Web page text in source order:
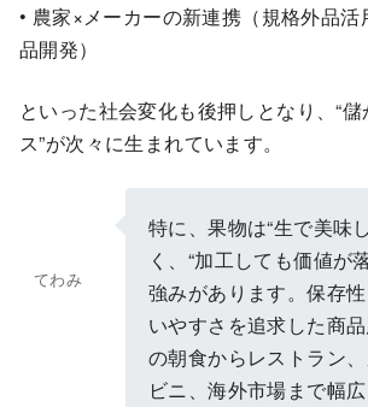
• 農家×メーカーの新連携（規格外品
品開発）
といった社会変化も後押しとなり、“
ス”が次々に生まれています。
てわみ
特に、果物は“生で美味
く、“加工しても価値が
強みがあります。保存
いやすさを追求した商
の朝食からレストラン
ビニ、海外市場まで幅